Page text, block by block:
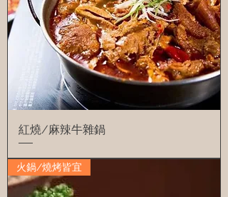
紅燒/麻辣牛雜鍋
火鍋/燒烤皆宜